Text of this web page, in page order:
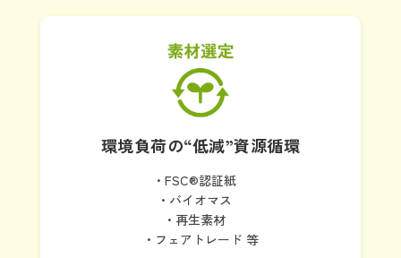
環境負荷の“低減”資源循環
・FSC®認証紙
・バイオマス
・再生素材
・フェアトレード 等